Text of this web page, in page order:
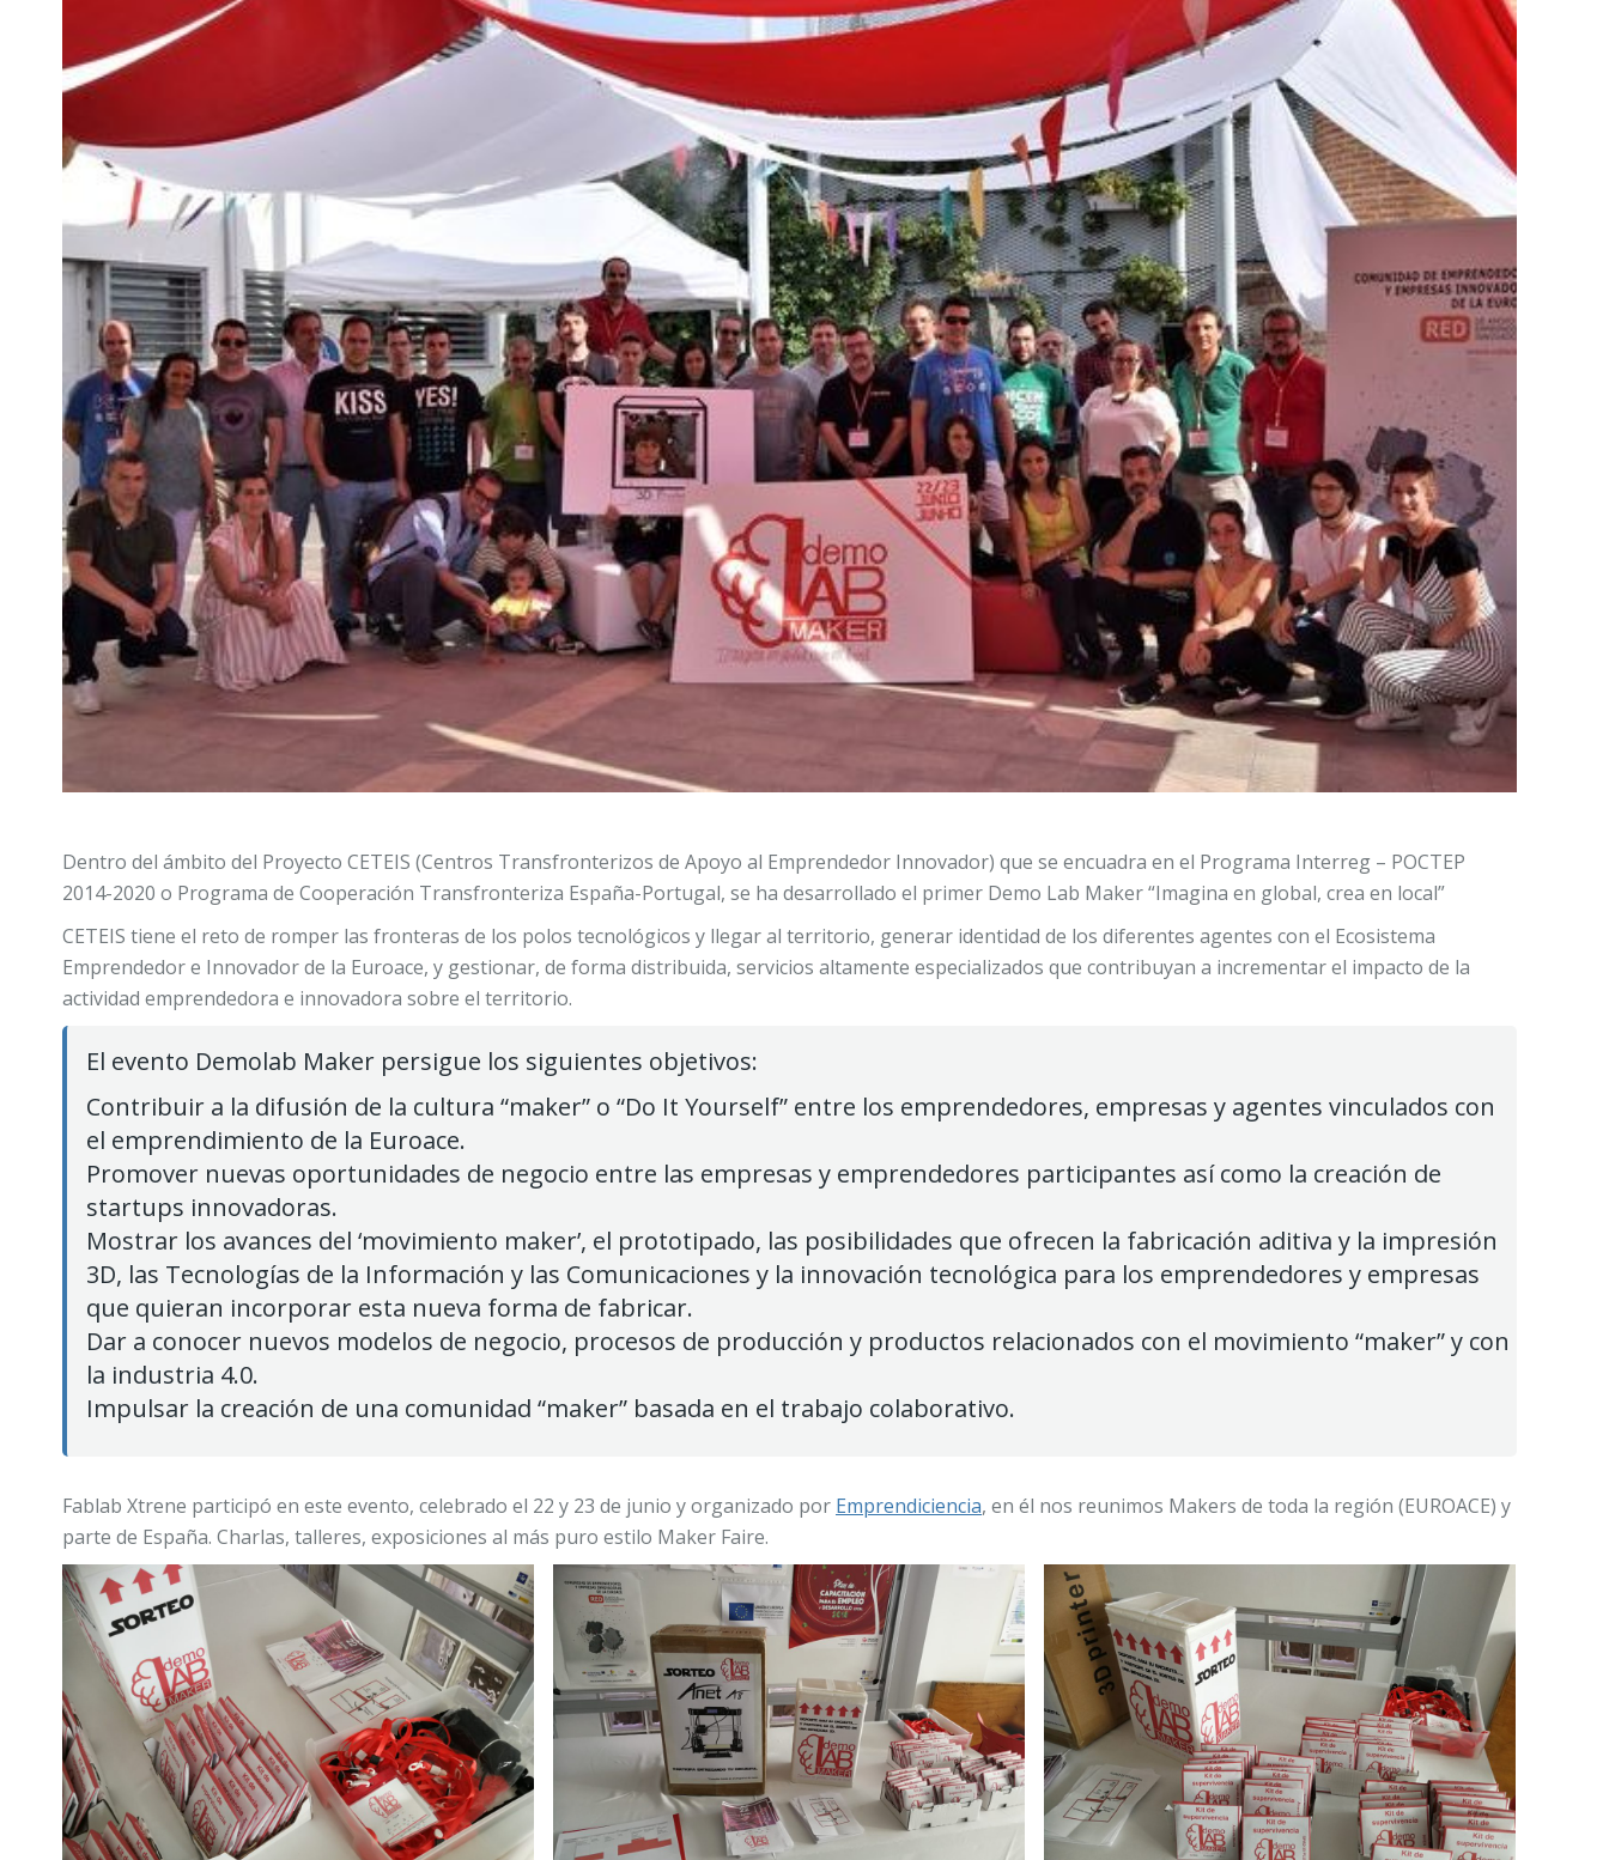
Dentro del ámbito del Proyecto CETEIS (Centros Transfronterizos de Apoyo al Emprendedor Innovador) que se encuadra en el Programa Interreg – POCTEP
2014-2020 o Programa de Cooperación Transfronteriza España-Portugal, se ha desarrollado el primer Demo Lab Maker “Imagina en global, crea en local”
CETEIS tiene el reto de romper las fronteras de los polos tecnológicos y llegar al territorio, generar identidad de los diferentes agentes con el Ecosistema
Emprendedor e Innovador de la Euroace, y gestionar, de forma distribuida, servicios altamente especializados que contribuyan a incrementar el impacto de la
actividad emprendedora e innovadora sobre el territorio.
El evento Demolab Maker persigue los siguientes objetivos:
Contribuir a la difusión de la cultura “maker” o “Do It Yourself” entre los emprendedores, empresas y agentes vinculados con
el emprendimiento de la Euroace.
Promover nuevas oportunidades de negocio entre las empresas y emprendedores participantes así como la creación de
startups innovadoras.
Mostrar los avances del ‘movimiento maker’, el prototipado, las posibilidades que ofrecen la fabricación aditiva y la impresión
3D, las Tecnologías de la Información y las Comunicaciones y la innovación tecnológica para los emprendedores y empresas
que quieran incorporar esta nueva forma de fabricar.
Dar a conocer nuevos modelos de negocio, procesos de producción y productos relacionados con el movimiento “maker” y con
la industria 4.0.
Impulsar la creación de una comunidad “maker” basada en el trabajo colaborativo.
Fablab Xtrene participó en este evento, celebrado el 22 y 23 de junio y organizado por Emprendiciencia, en él nos reunimos Makers de toda la región (EUROACE) y
parte de España. Charlas, talleres, exposiciones al más puro estilo Maker Faire.